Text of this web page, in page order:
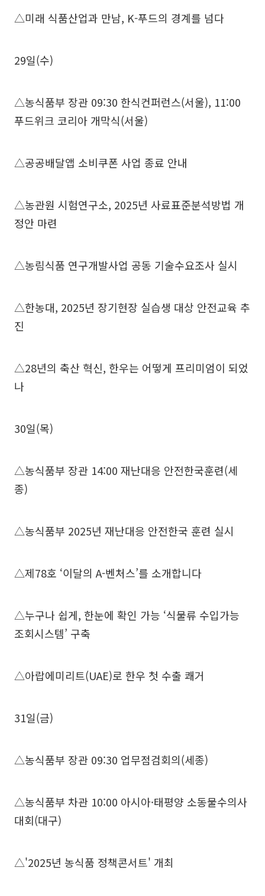
△미래 식품산업과 만남, K-푸드의 경계를 넘다
29일(수)
△농식품부 장관 09:30 한식컨퍼런스(서울), 11:00
푸드위크 코리아 개막식(서울)
△공공배달앱 소비쿠폰 사업 종료 안내
△농관원 시험연구소, 2025년 사료표준분석방법 개
정안 마련
△농림식품 연구개발사업 공동 기술수요조사 실시
△한농대, 2025년 장기현장 실습생 대상 안전교육 추
진
△28년의 축산 혁신, 한우는 어떻게 프리미엄이 되었
나
30일(목)
△농식품부 장관 14:00 재난대응 안전한국훈련(세
종)
△농식품부 2025년 재난대응 안전한국 훈련 실시
△제78호 ‘이달의 A-벤처스’를 소개합니다
△누구나 쉽게, 한눈에 확인 가능 ‘식물류 수입가능
조회시스템’ 구축
△아랍에미리트(UAE)로 한우 첫 수출 쾌거
31일(금)
△농식품부 장관 09:30 업무점검회의(세종)
△농식품부 차관 10:00 아시아·태평양 소동물수의사
대회(대구)
△'2025년 농식품 정책콘서트' 개최